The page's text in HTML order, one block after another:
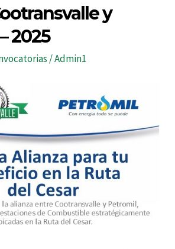
y
2025
/Admin1